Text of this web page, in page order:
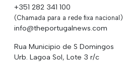
+351 282 341 100
(Chamada para a rede fixa nacional)
info@theportugalnews.com
Rua Municipio de S Domingos
Urb. Lagoa Sol, Lote 3 r/c